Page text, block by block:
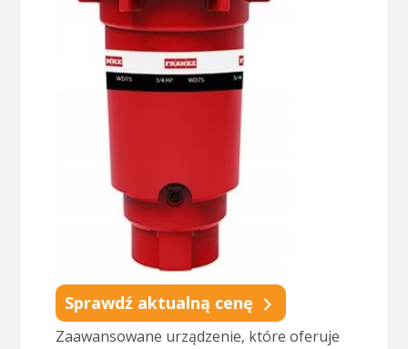
Sprawdź aktualną cenę
Zaawansowane urządzenie, które oferuje